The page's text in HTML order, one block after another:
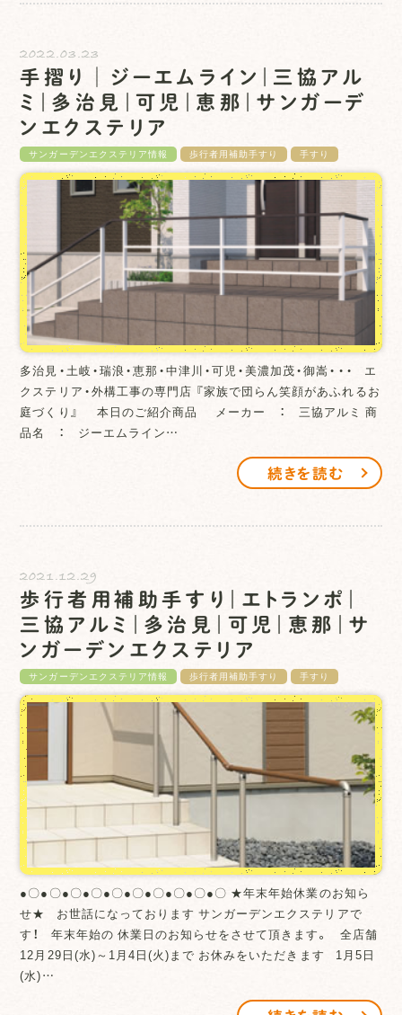
2022.03.23
手摺り│ジーエムライン｜三協アル
ミ｜多治見｜可児｜恵那｜サンガーデ
ンエクステリア
サンガーデンエクステリア情報 歩行者用補助手すり 手すり
多治見・土岐・瑞浪・恵那・中津川・可児・美濃加茂・御嵩・・・ エ
クステリア・外構工事の専門店 『家族で団らん笑顔があふれるお
庭づくり』 本日のご紹介商品 メーカー ： 三協アルミ 商
品名 ： ジーエムライン…
続きを読む
2021.12.29
歩行者用補助手すり｜エトランポ｜
三協アルミ｜多治見｜可児｜恵那｜サ
ンガーデンエクステリア
サンガーデンエクステリア情報 歩行者用補助手すり 手すり
●〇●〇●〇●〇●〇●〇●〇●〇●〇●〇 ★年末年始休業のお知ら
せ★ お世話になっております サンガーデンエクステリアで
す！ 年末年始の 休業日のお知らせをさせて頂きます。 全店舗
12月29日(水)～1月4日(火)まで お休みをいただきます 1月5日
(水)…